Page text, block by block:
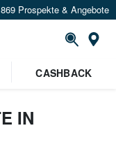
Prospekte & Angebote
CASHBACK
IN